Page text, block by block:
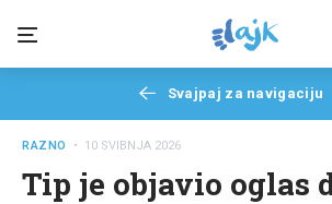
Svajpaj za navigaciju
RAZNO • 10 SVIBNJA 2026
Tip je objavio oglas